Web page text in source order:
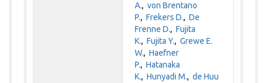
A.,von Brentano
P.,Frekers D.,De
Frenne D.,Fujita
K.,Fujita Y.,Grewe E.
W.,Haefner
P.,Hatanaka
K.,Hunyadi M.,de Huu